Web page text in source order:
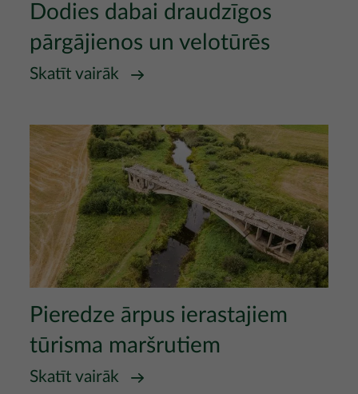
Dodies dabai draudzīgos
pārgājienos un velotūrēs
Skatīt vairāk
Attēls
Pieredze ārpus ierastajiem
tūrisma maršrutiem
Skatīt vairāk